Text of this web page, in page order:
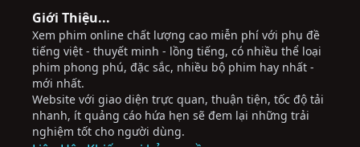
Giới Thiệu...
Xem phim online chất lượng cao miễn phí với phụ đề
tiếng việt - thuyết minh - lồng tiếng, có nhiều thể loại
phim phong phú, đặc sắc, nhiều bộ phim hay nhất -
mới nhất.
Website với giao diện trực quan, thuận tiện, tốc độ tải
nhanh, ít quảng cáo hứa hẹn sẽ đem lại những trải
nghiệm tốt cho người dùng.